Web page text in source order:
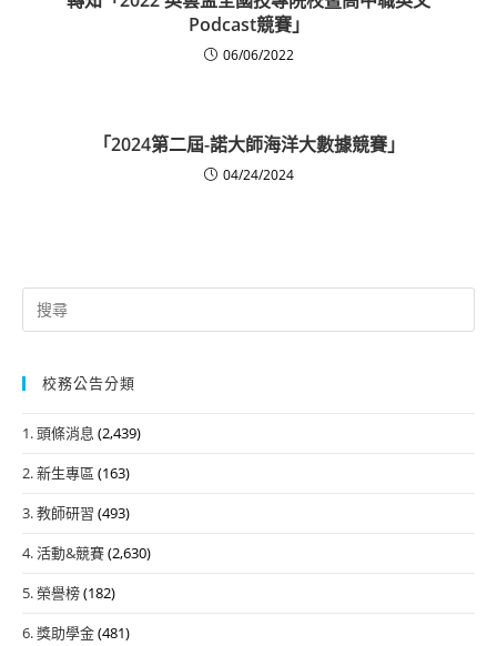
Podcast競賽」
06/06/2022
「2024第二屆-諾大師海洋大數據競賽」
04/24/2024
Search
for:
校務公告分類
1. 頭條消息 (2,439)
2. 新生專區 (163)
3. 教師研習 (493)
4. 活動&競賽(2,630)
5. 榮譽榜(182)
6. 獎助學金(481)